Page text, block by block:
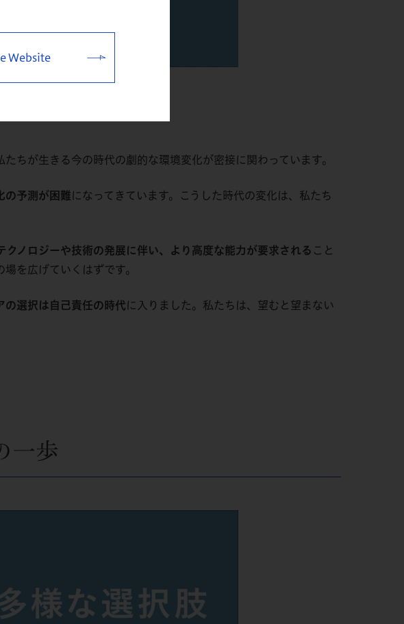
Website
ちが生きる今の時代の劇的な環境変化が密接に関わっています。
の予測が困難になってきています。こうした時代の変化は、私たち
クノロジーや技術の発展に伴い、より高度な能力が要求される こと
を広げていくはずです。
の選択は自己責任の時代に入りました。私たちは、望むと望まない
一歩